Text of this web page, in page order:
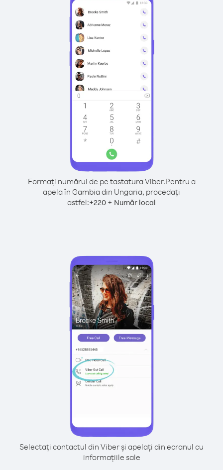
Formați numărul de pe tastatura Viber.Pentru a
apela în Gambia din Ungaria, procedați
astfel:+220 + Număr local
Selectați contactul din Viber și apelați din ecranul cu
informațiile sale